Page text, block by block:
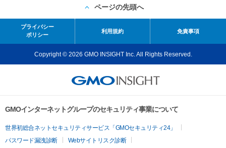
ページの先頭へ
プライバシー
ポリシー
利用規約 免責事項
Copyright © 2026 GMO INSIGHT Inc. All Rights Reserved.
GMOインターネットグループのセキュリティ事業について
世界初総合ネットセキュリティサービス「GMOセキュリティ24」
パスワード漏洩診断
Webサイトリスク診断